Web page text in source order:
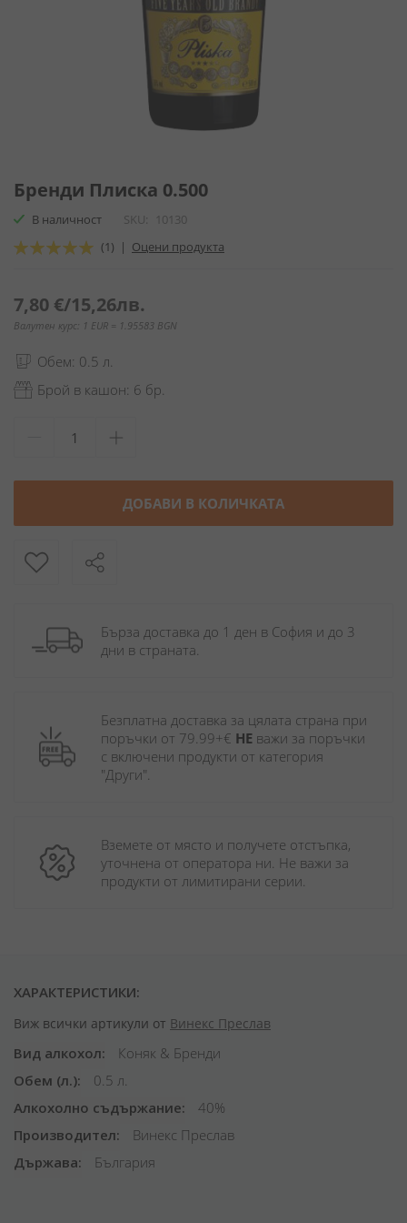
към
началото
на
галерия
със
Бренди Плиска 0.500
В наличност SKU
10130
Оценка:
(1) | Оцени продукта
7,80 €/15,26лв.
Валутен курс: 1 EUR = 1.95583 BGN
Обем: 0.5 л.
Брой в кашон: 6 бр.
ДОБАВИ В КОЛИЧКАТА
Бърза доставка до 1 ден в София и до 3
дни в страната.
Безплатна доставка за цялата страна при
поръчки от 79.99+€ НЕ важи за поръчки
с включени продукти от категория
"Други".
Вземете от място и получете отстъпка,
уточнена от оператора ни. Не важи за
продукти от лимитирани серии.
ХАРАКТЕРИСТИКИ:
Виж всички артикули от Винекс Преслав
Вид алкохол
Коняк & Бренди
Обем (л.)
0.5 л.
Алкохолно съдържание
40%
Производител
Винекс Преслав
Държава
България